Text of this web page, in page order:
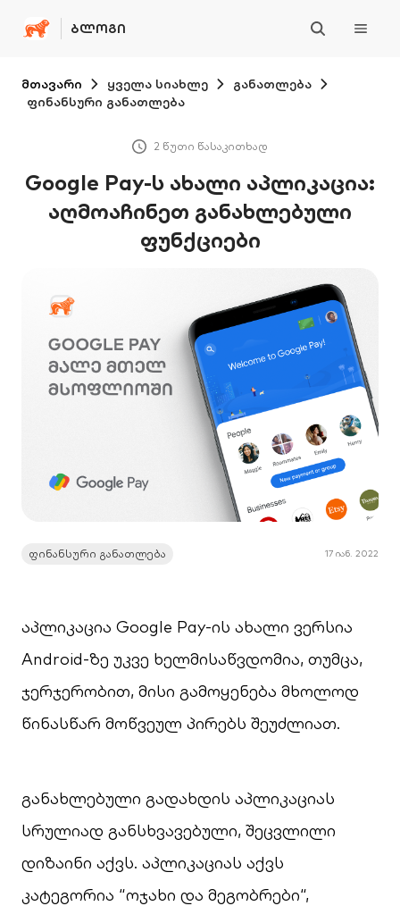
ᲑᲚᲝᲒᲘ
მთავარი ყველა სიახლე
განათლება
ფინანსური განათლება
2 წუთი წასაკითხად
Google Pay-ს ახალი აპლიკაცია:
აღმოაჩინეთ განახლებული
ფუნქციები
ფინანსური განათლება 17 იან. 2022
აპლიკაცია Google Pay-ის ახალი ვერსია
Android-ზე უკვე ხელმისაწვდომია, თუმცა,
ჯერჯერობით, მისი გამოყენება მხოლოდ
წინასწარ მოწვეულ პირებს შეუძლიათ.
განახლებული გადახდის აპლიკაციას
სრულიად განსხვავებული, შეცვლილი
დიზაინი აქვს. აპლიკაციას აქვს
კატეგორია “ოჯახი და მეგობრები“,